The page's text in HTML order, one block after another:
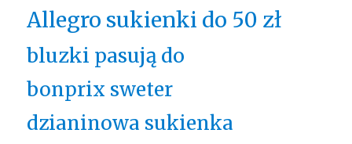
Allegro sukienki do 50 zł
bluzki pasują do
bonprix sweter
dzianinowa sukienka